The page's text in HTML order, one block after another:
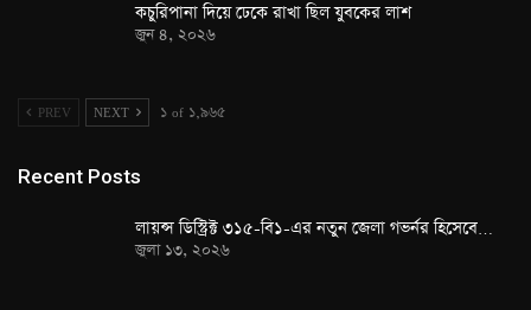
কচুরিপানা দিয়ে ঢেকে রাখা ছিল যুবকের লাশ
জুন ৪, ২০২৬
PREV NEXT ১ of ১,৯৬৫
Recent Posts
লায়ন্স ডিস্ট্রিক্ট ৩১৫-বি১-এর নতুন জেলা গভর্নর হিসেবে…
জুলা ১৩, ২০২৬